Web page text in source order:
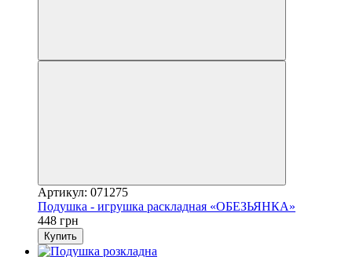
Артикул: 071275
Подушка - игрушка раскладная «ОБЕЗЬЯНКА»
448 грн
Купить